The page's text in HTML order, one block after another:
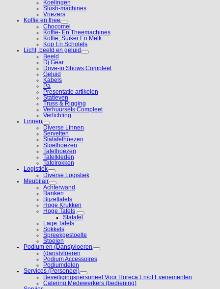
Koelingen
Slush-machines
Vriezers
Koffie en thee
Chocomel
Koffie- En Theemachines
Koffie, Suiker En Melk
Kop En Schotels
Licht, beeld en geluid
Beeld
Dj Gear
Drive-in Shows Compleet
Geluid
Kabels
Pa
Presentatie artikelen
Statieven
Truss & Rigging
Verhuursets Compleet
Verlichting
Linnen
Diverse Linnen
Servetten
Statafelhoezen
Stoelhoezen
Tafelhoezen
Tafelkleden
Tafelrokken
Logistiek
Diverse Logistiek
Meubilair
Achterwand
Banken
Bijzettafels
Hoge Krukken
Hoge Tafels
Statafel
Lage Tafels
Sokkels
Spreekgestoelte
Stoelen
Podium en (Dans)vloeren
(dans)vloeren
Podium Accessoires
Podiumdelen
Services (Personeel)
Beveiligingspersoneel Voor Horeca En/of Evenementen
Catering Medewerkers (bediening)